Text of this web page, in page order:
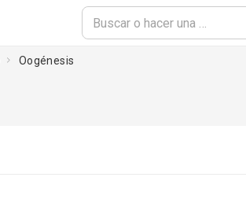
Oogénesis